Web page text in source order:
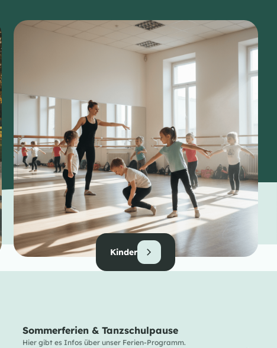
Kinder
Sommerferien & Tanzschulpause
Hier gibt es Infos über unser Ferien-Programm.